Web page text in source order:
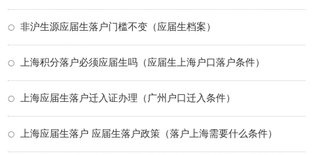
非沪生源应届生落户门槛不变（应届生档案）
上海积分落户必须应届生吗（应届生上海户口落户条件）
上海应届生落户迁入证办理（广州户口迁入条件）
上海应届生落户 应届生落户政策（落户上海需要什么条件）